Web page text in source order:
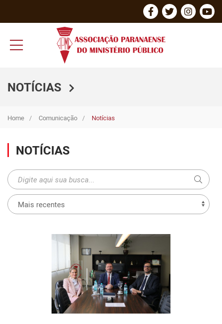
NOTÍCIAS
Home Comunicação Notícias
NOTÍCIAS